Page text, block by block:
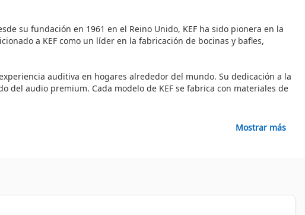
su fundación en 1961 en el Reino Unido, KEF ha sido pionera en la
a KEF como un líder en la fabricación de bocinas y bafles,
auditiva en hogares alrededor del mundo. Su dedicación a la
audio premium. Cada modelo de KEF se fabrica con materiales de
cualquier ambiente.
Mostrar más